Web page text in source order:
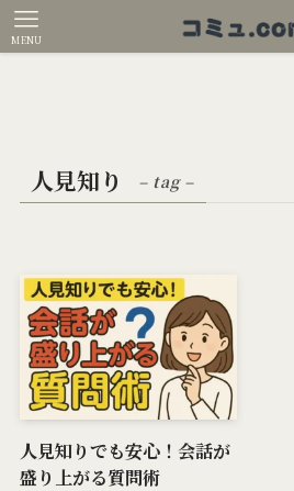
MENU
人見知り – tag –
人見知りでも安心！会話が
盛り上がる質問術